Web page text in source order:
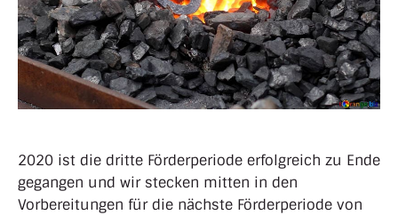
2020 ist die dritte Förderperiode erfolgreich zu Ende
gegangen und wir stecken mitten in den
Vorbereitungen für die nächste Förderperiode von